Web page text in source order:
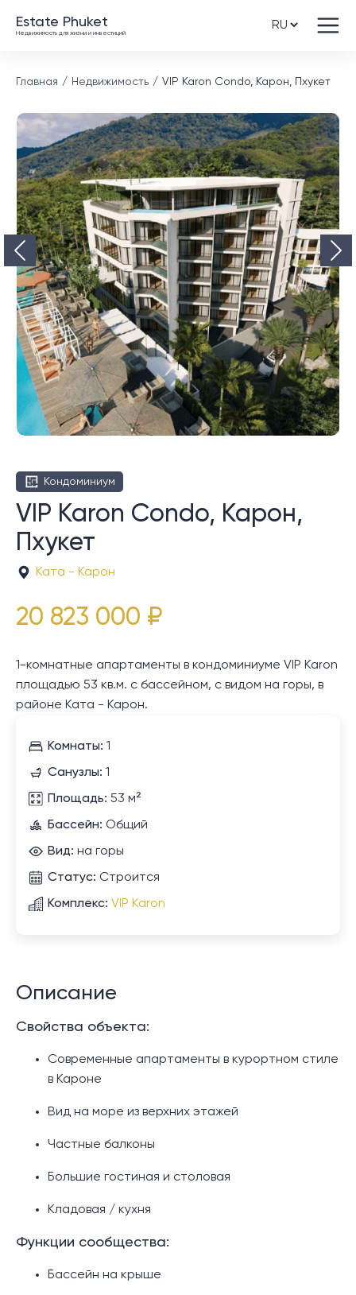
Estate Phuket
Недвижимость для жизни и инвестиций
Главная Недвижимость VIP Karon Condo, Карон, Пхукет
Кондоминиум
VIP Karon Condo, Карон,
Пхукет
Ката - Карон
20 823 000 ₽
1-комнатные апартаменты в кондоминиуме VIP Karon
площадью 53 кв.м. с бассейном, с видом на горы, в
районе Ката - Карон.
Комнаты: 1
Санузлы: 1
Площадь: 53 м²
Бассейн: Общий
Вид: на горы
Статус: Строится
Комплекс: VIP Karon
Описание
Свойства объекта:
Современные апартаменты в курортном стиле
в Кароне
Вид на море из верхних этажей
Частные балконы
Большие гостиная и столовая
Кладовая / кухня
Функции сообщества:
Бассейн на крыше